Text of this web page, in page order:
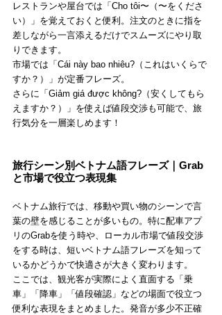
レストランや屋台では「Cho tôi〜（〜をくださ
い）」を覚えておくと便利。注文のときに指を
差しながら一言添えるだけでスムーズにやり取
りできます。
市場では「Cái này bao nhiêu?（これはいくらで
すか？）」が定番フレーズ。
さらに「Giảm giá được không?（安くしてもら
えますか？）」を使えば値段交渉も可能で、旅
行気分を一層楽しめます！
旅行シーン別ベトナム語フレーズ｜Grab
と市場で役立つ表現集
ベトナム旅行では、移動や買い物のシーンで言
葉の壁を感じることが多いもの。特に配車アプ
リのGrabを使う時や、ローカル市場で値段交渉
をする時は、短いベトナム語フレーズを知って
いるかどうかで快適さが大きく変わります。
ここでは、観光客が実際によく直面する「乗
車」「降車」「値段確認」などの場面で役立つ
便利な表現をまとめました。発音が多少不正確